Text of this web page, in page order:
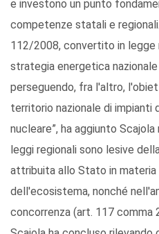
e investono un punto
competenze statali e
112/2008, convertito in legge
strategia energetica
perseguendo, fra l'altro,
territorio nazionale di impianti
nucleare”, ha aggiunto
leggi regionali sono lesive
attribuita allo Stato in
dell'ecosistema, nonché
concorrenza (art. 117 comma